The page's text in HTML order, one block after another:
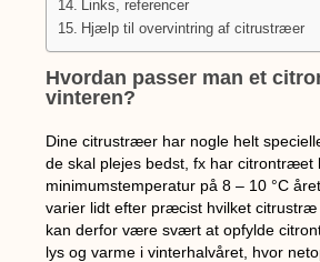
Links, referencer
Hjælp til overvintring af citrustræer
Hvordan passer man et
vinteren?
Dine citrustræer har nogle helt
de skal plejes bedst, fx har citrontræet
minimumstemperatur på 8 – 10 °C
varier lidt efter præcist hvilket citrustræ
kan derfor være svært at opfylde
lys og varme i vinterhalvåret, hvor